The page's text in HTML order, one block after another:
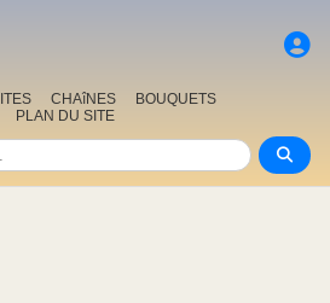
CHAîNES
BOUQUETS
PLAN DU SITE